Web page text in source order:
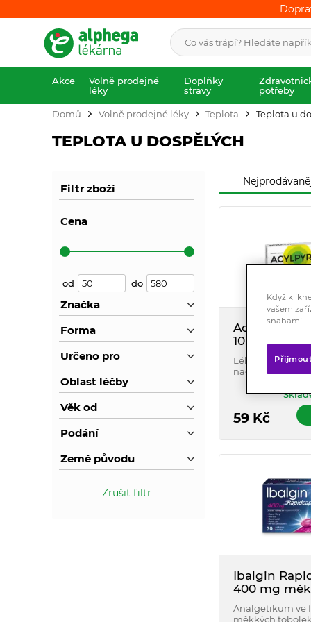
Akce
Volně prodejné
léky
Doplňky
stravy
potřeby
Domů Volně prodejné léky Teplota Teplota u
TEPLOTA U DOSPĚLÝCH
Filtr zboží
Cena
od do
Značka
Forma
Určeno pro
Oblast léčby
Věk od
Podání
Země původu
Zrušit filtr
Acylpyrin®
10
tablet
Lék při chřipce a
nachlazení.
hlavy, kloubů a
provázející
onemocnění.
59 Kč
Ibalgin
400 mg
tobolky 30 ks
Analgetikum ve
měkkých tobolek
Když
vašem
snahami.